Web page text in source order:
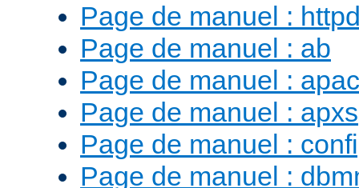
Page de manuel :
Page de manuel : ab
Page de manuel :
Page de manuel : apxs
Page de manuel :
Page de manuel :